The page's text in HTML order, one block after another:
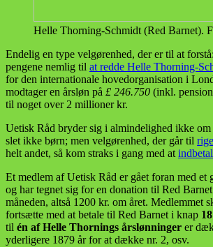
Helle Thorning-Schmidt (Red Barnet).
Endelig en type velgørenhed, der er til at
pengene nemlig til at redde Helle Thorning-
for den internationale hovedorganisation i
modtager en årsløn på £ 246.750 (inkl.
til noget over 2 millioner kr.
Uetisk Råd bryder sig i almindelighed ikke
slet ikke børn; men velgørenhed, der går til
helt andet, så kom straks i gang med at
Et medlem af Uetisk Råd er gået foran med et
og har tegnet sig for en donation til Red
måneden, altså 1200 kr. om året. Medlemmet
fortsætte med at betale til Red Barnet i knap
til én af Helle Thornings årslønninger er
yderligere 1879 år for at dække nr. 2, osv.